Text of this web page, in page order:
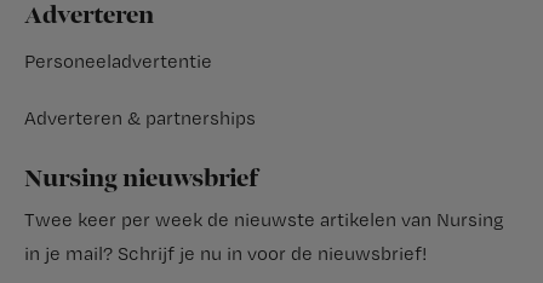
Adverteren
Personeeladvertentie
Adverteren & partnerships
Nursing nieuwsbrief
Twee keer per week de nieuwste artikelen van Nursing
in je mail? Schrijf je nu in voor de nieuwsbrief!